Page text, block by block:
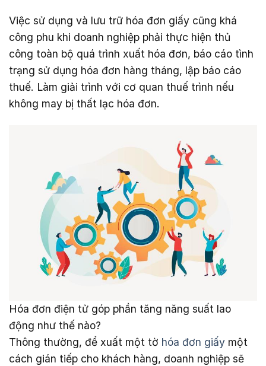
Việc sử dụng và lưu trữ hóa đơn giấy cũng khá
công phu khi doanh nghiệp phải thực hiện thủ
công toàn bộ quá trình xuất hóa đơn, báo cáo tình
trạng sử dụng hóa đơn hàng tháng, lập báo cáo
thuế. Làm giải trình với cơ quan thuế trình nếu
không may bị thất lạc hóa đơn.
Hóa đơn điện tử góp phần tăng năng suất lao
động như thế nào?
Thông thường, để xuất một tờ hóa đơn giấy một
cách gián tiếp cho khách hàng, doanh nghiệp sẽ